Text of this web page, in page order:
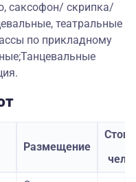
саксофон/ скрипка/
театральные
по прикладному
Размещение